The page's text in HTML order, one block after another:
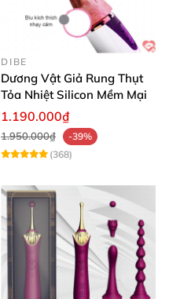
DIBE
Dương Vật Giả Rung Thụt
Tỏa Nhiệt Silicon Mềm Mại
1.190.000₫
1.950.000₫
-39%
(368)